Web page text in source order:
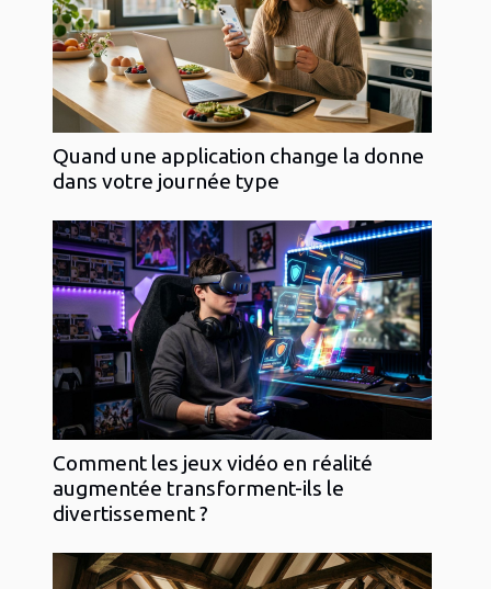
Quand une application change la donne
dans votre journée type
Comment les jeux vidéo en réalité
augmentée transforment-ils le
divertissement ?